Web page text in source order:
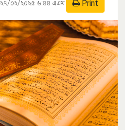
২৭/০২/২০২৫ ৬:৪৪ এএম Print